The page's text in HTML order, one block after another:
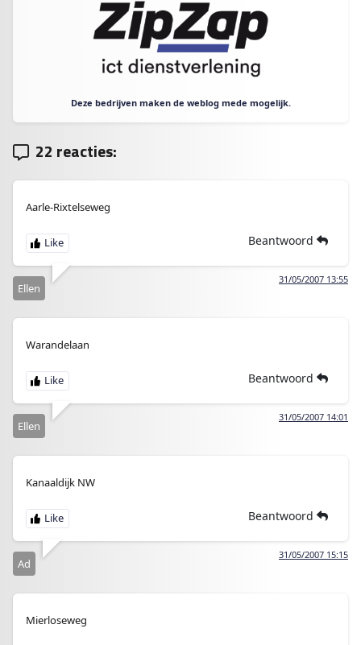
Deze bedrijven maken de weblog mede mogelijk.
22 reacties:
Aarle-Rixtelseweg
Beantwoord
31/05/2007 13:55
Ellen
Warandelaan
Beantwoord
31/05/2007 14:01
Ellen
Kanaaldijk NW
Beantwoord
31/05/2007 15:15
Ad
Mierloseweg